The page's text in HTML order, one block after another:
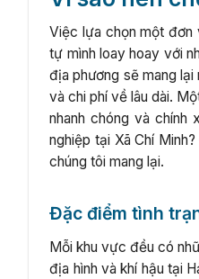
Việc lựa chọn một đơn
tự mình loay hoay với
địa phương sẽ mang
và chi phí về lâu dài.
nhanh chóng và
nghiệp tại Xã Chí
chúng tôi mang lại.
Đặc điểm tình
Mỗi khu vực đều có
địa hình và khí hậu tại